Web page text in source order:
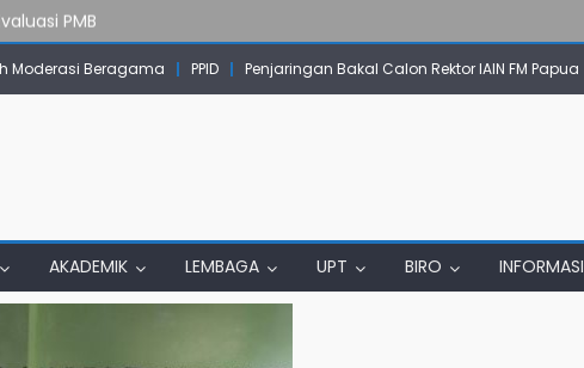
PMB
Skow Sae Kolaborasi dengan KKN UGM dan Uncen
Papua Tembus Jurnal Terindeks Google Scholar
Moderasi Beragama PPID Penjaringan Bakal Calon Rektor IAIN FM Papua
AKADEMIK LEMBAGA UPT BIRO INFORMASI